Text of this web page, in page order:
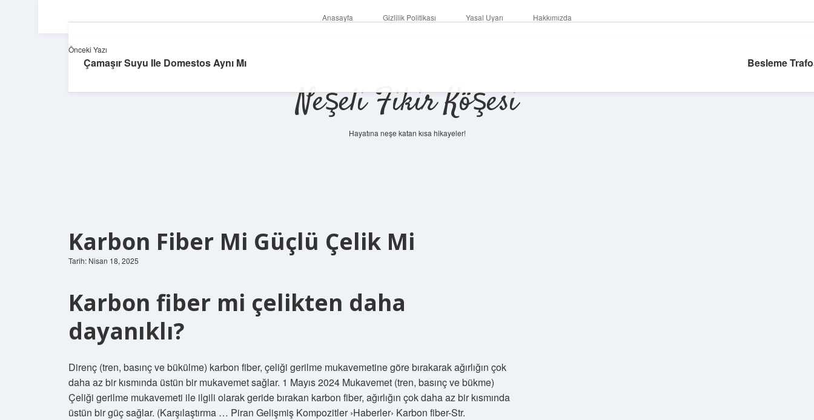
Anasayfa Gizlilik Politikası Yasal Uyarı Hakkımızda
Neşeli Fikir Köşesi
Hayatına neşe katan kısa hikayeler!
Karbon Fiber Mi Güçlü Çelik Mi
Tarih: Nisan 18, 2025
Karbon fiber mi çelikten daha
dayanıklı?
Direnç (tren, basınç ve bükülme) karbon fiber, çeliği gerilme mukavemetine göre bırakarak ağırlığın çok
daha az bir kısmında üstün bir mukavemet sağlar. 1 Mayıs 2024 Mukavemet (tren, basınç ve bükme)
Çeliği gerilme mukavemeti ile ilgili olarak geride bırakan karbon fiber, ağırlığın çok daha az bir kısmında
üstün bir güç sağlar. (Karşılaştırma … Piran Gelişmiş Kompozitler ›Haberler› Karbon fiber-Str.
Önceki Yazı
Çamaşır Suyu Ile Domestos Aynı Mı Besleme